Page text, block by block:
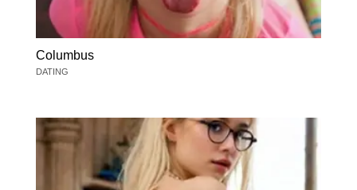
Columbus
DATING